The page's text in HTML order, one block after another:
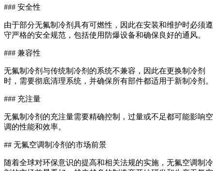
### 安全性
由于部分无氟制冷剂具有可燃性，因此在安装和维护时必须遵
守严格的安全规范，包括使用防爆设备和确保良好的通风。
### 兼容性
无氟制冷剂与传统制冷剂的系统不兼容，因此在更换制冷剂
时，需要彻底清理系统，并确保所有部件都适用于新制冷剂。
### 充注量
无氟制冷剂的充注量需要精确控制，过量或不足都可能影响空
调的性能和效率。
## 无氟空调制冷剂的市场前景
随着全球对环保意识的提高和相关法规的实施，无氟空调制冷